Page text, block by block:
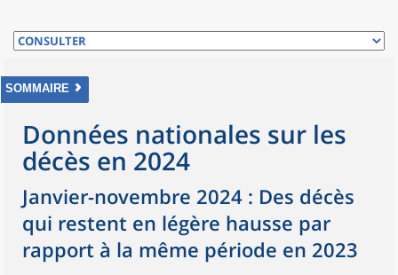
SOMMAIRE
Données nationales sur les
décès en 2024
Janvier-novembre 2024 : Des décès
qui restent en légère hausse par
rapport à la même période en 2023